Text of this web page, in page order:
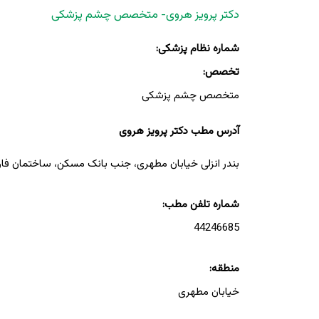
دکتر پرویز هروی- متخصص چشم پزشکی
شماره نظام پزشکی:
تخصص:
متخصص چشم پزشکی
آدرس مطب دکتر پرویز هروی
بندر انزلی خیابان مطهری، جنب بانک مسکن، ساختمان
شماره تلفن مطب:
44246685
منطقه:
خیابان مطهری